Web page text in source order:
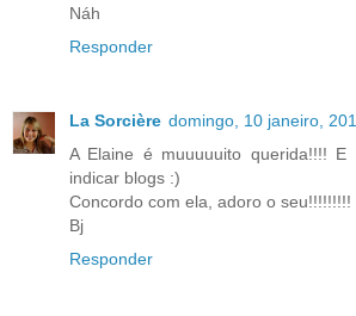
Náh
Responder
La Sorcière domingo, 10 janeiro,
A Elaine é muuuuuito querida!!!!
indicar blogs :)
Concordo com ela, adoro o seu!!!!!!!!!
Bj
Responder